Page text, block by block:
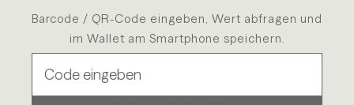
Barcode / QR-Code eingeben, Wert abfragen und
im Wallet am Smartphone speichern.